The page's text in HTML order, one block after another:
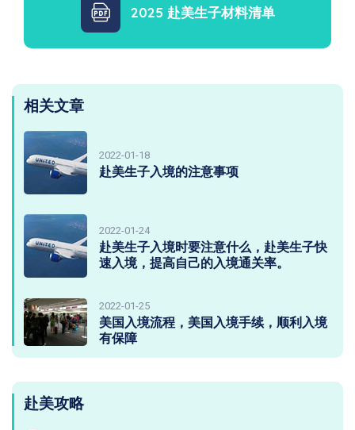
2025 赴美生子材料清单
相关文章
2022-01-18
赴美生子入境的注意事项
2022-01-24
赴美生子入境时要注意什么，赴美生子快
速入境，提高自己的入境通关率。
2022-01-25
美国入境流程，美国入境手续，顺利入境
有保障
赴美攻略